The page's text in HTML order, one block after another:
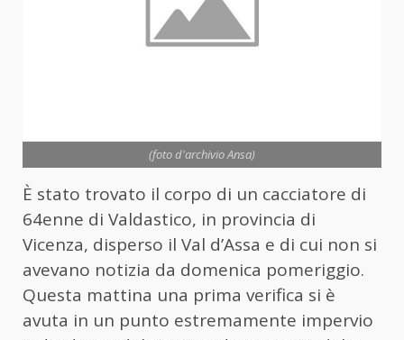
(foto d'archivio Ansa)
È stato trovato il corpo di un cacciatore di
64enne di Valdastico, in provincia di
Vicenza, disperso il Val d’Assa e di cui non si
avevano notizia da domenica pomeriggio.
Questa mattina una prima verifica si è
avuta in un punto estremamente impervio